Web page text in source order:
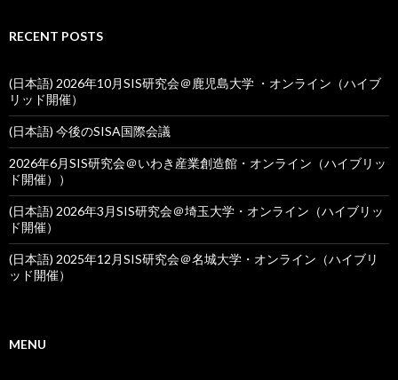
RECENT POSTS
(日本語) 2026年10月SIS研究会＠鹿児島大学 ・オンライン（ハイブ
リッド開催）
(日本語) 今後のSISA国際会議
2026年6月SIS研究会＠いわき産業創造館・オンライン（ハイブリッ
ド開催））
(日本語) 2026年3月SIS研究会＠埼玉大学・オンライン（ハイブリッ
ド開催）
(日本語) 2025年12月SIS研究会＠名城大学・オンライン（ハイブリ
ッド開催）
MENU